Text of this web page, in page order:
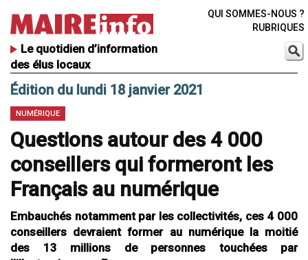
Le quotidien d’information
des élus locaux
QUI SOMMES-NOUS ?
RUBRIQUES
Édition du lundi 18 janvier 2021
NUMÉRIQUE
Questions autour des 4 000
conseillers qui formeront les
Français au numérique
Embauchés notamment par les collectivités, ces 4 000
conseillers devraient former au numérique la moitié
des 13 millions de personnes touchées par